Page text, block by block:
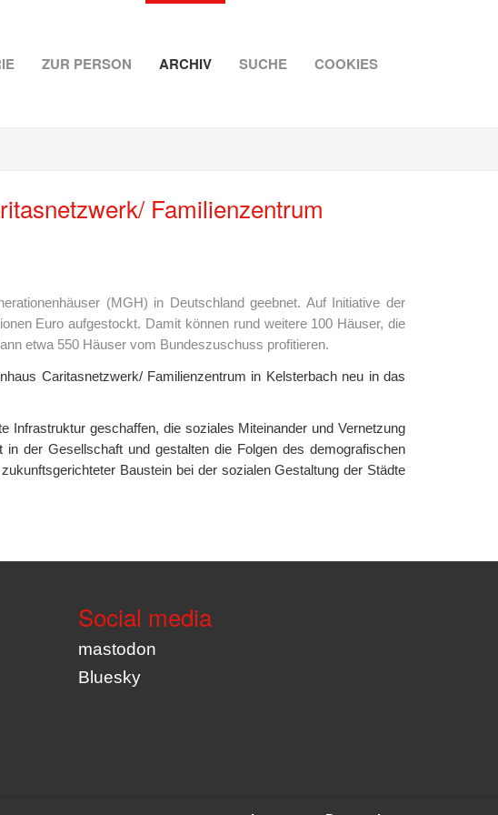
ZUR PERSON ARCHIV SUCHE COOKIES
Familienzentrum
(MGH) in Deutschland geebnet. Auf Initiative der
Euro aufgestockt. Damit können rund weitere 100 Häuser, die
etwa 550 Häuser vom Bundeszuschuss profitieren.
Caritasnetzwerk/ Familienzentrum in Kelsterbach neu in das
geschaffen, die soziales Miteinander und Vernetzung
der Gesellschaft und gestalten die Folgen des demografischen
Baustein bei der sozialen Gestaltung der Städte
Social media
mastodon
Bluesky